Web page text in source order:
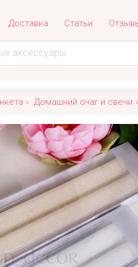
Доставка Статьи
Домашний очаг и свечи